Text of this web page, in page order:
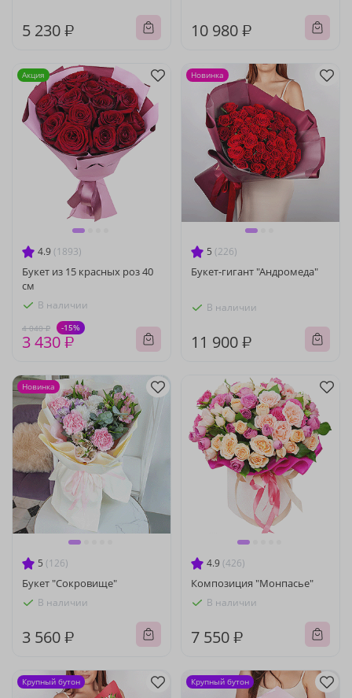
5 230 ₽ 10 980 ₽
4.9 (1893)
Букет из 15 красных роз 40
см
В наличии
4 040 ₽ -15%
3 430 ₽
Акция
5 (226)
Букет-гигант "Андромеда"
В наличии
11 900 ₽
Новинка
5 (126)
Букет "Сокровище"
В наличии
3 560 ₽
Новинка
4.9 (426)
Композиция "Монпасье"
В наличии
7 550 ₽
Крупный бутон Крупный бутон